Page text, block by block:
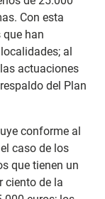
Con esta
han
al
actuaciones
del Plan
conforme al
caso de los
que tienen un
ciento de la